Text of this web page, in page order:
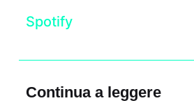
Spotify
Continua a leggere